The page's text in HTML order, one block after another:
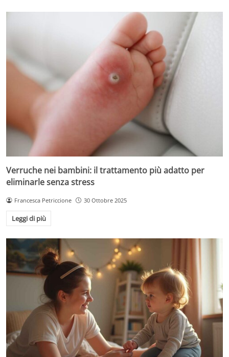
Verruche nei bambini: il trattamento più adatto per
eliminarle senza stress
Francesca Petriccione 30 Ottobre 2025
Leggi di più